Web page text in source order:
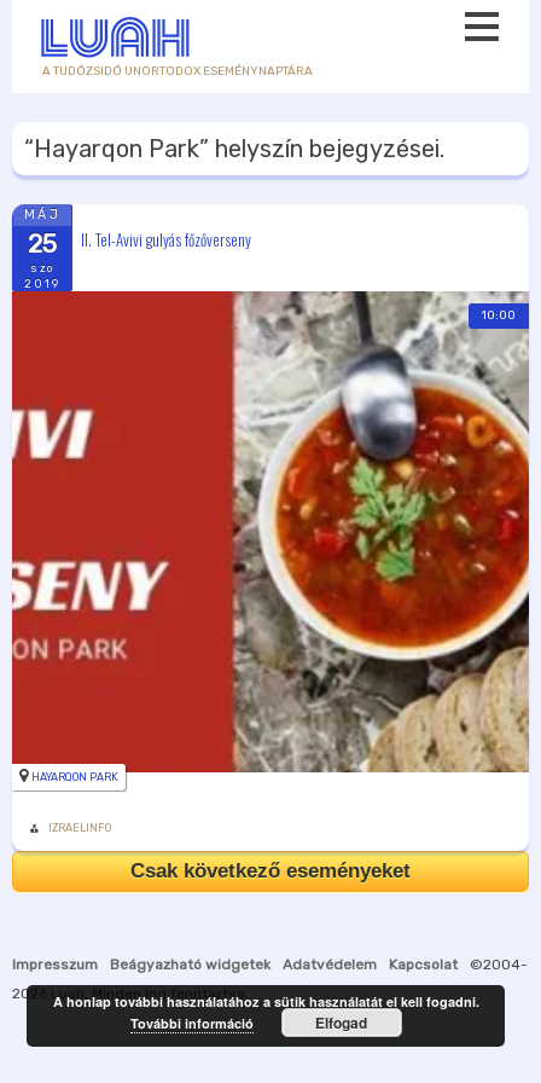
A TUDÓZSIDÓ UNORTODOX ESEMÉNYNAPTÁRA
“Hayarqon Park” helyszín bejegyzései.
MÁJ
25
szo
2019
II. Tel-Avivi gulyás főzőverseny
10:00
HAYARQON PARK
IZRAELINFO
Csak következő eseményeket
Impresszum Beágyazható widgetek Adatvédelem Kapcsolat
©2004-
2026
. Minden jog fenntartva.
A honlap további használatához a sütik használatát el kell fogadni.
További információ
Elfogad